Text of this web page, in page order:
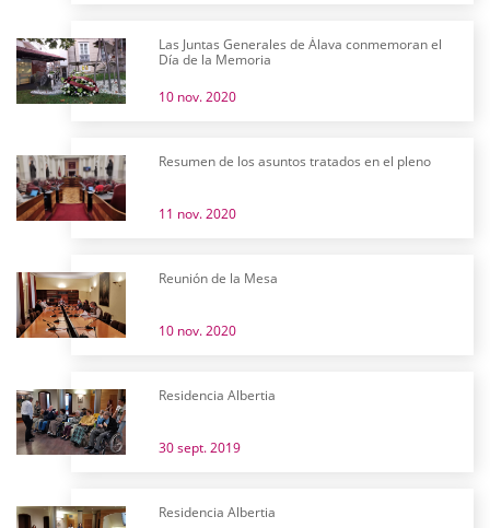
Las Juntas Generales de Álava conmemoran el
Día de la Memoria
10 nov. 2020
Resumen de los asuntos tratados en el pleno
11 nov. 2020
Reunión de la Mesa
10 nov. 2020
Residencia Albertia
30 sept. 2019
Residencia Albertia